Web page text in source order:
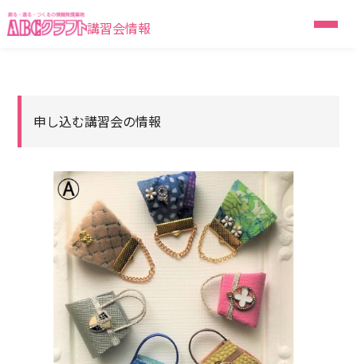
講習会情報
申し込む講習会の情報